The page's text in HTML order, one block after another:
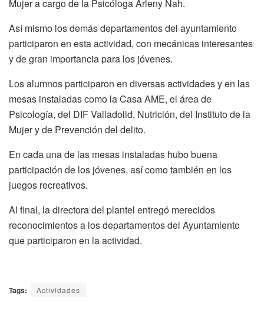
Mujer a cargo de la Psicóloga Arleny Nah.
Así mismo los demás departamentos del ayuntamiento
participaron en esta actividad, con mecánicas interesantes
y de gran importancia para los jóvenes.
Los alumnos participaron en diversas actividades y en las
mesas instaladas como la Casa AME, el área de
Psicología, del DIF Valladolid, Nutrición, del Instituto de la
Mujer y de Prevención del delito.
En cada una de las mesas instaladas hubo buena
participación de los jóvenes, así como también en los
juegos recreativos.
Al final, la directora del plantel entregó merecidos
reconocimientos a los departamentos del Ayuntamiento
que participaron en la actividad.
Tags: Actividades